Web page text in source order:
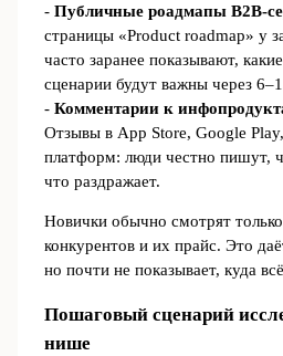
- Публичные роадмапы
страницы «Product roadmap» у
часто заранее показывают,
сценарии будут важны через
- Комментарии к
Отзывы в App Store, Google
платформ: люди честно пишут,
что раздражает.
Новички обычно смотрят
конкурентов и их прайс. Это
но почти не показывает, куда
Пошаговый сценарий
нише